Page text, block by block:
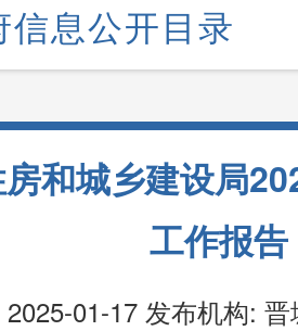
信息公开目录
和城乡建设局
工作报告
01-17 发布机构: 晋